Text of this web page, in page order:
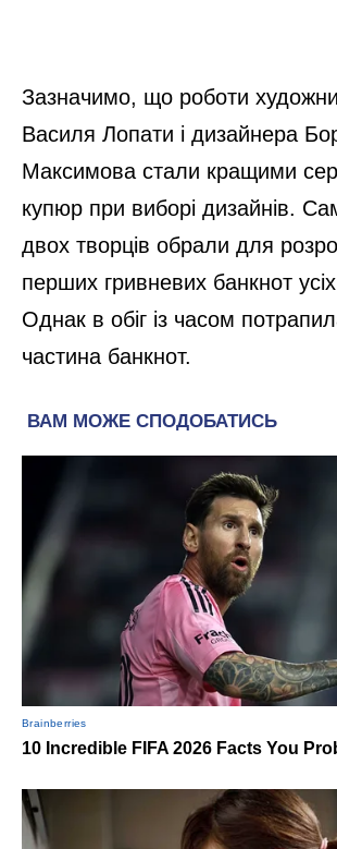
Зазначимо, що роботи
Василя Лопати і дизайнера
Максимова стали кращими
купюр при виборі дизайнів.
двох творців обрали для
перших гривневих банкнот
Однак в обіг із часом
частина банкнот.